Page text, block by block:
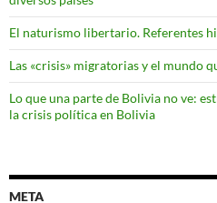
El naturismo libertario. Referentes
Las «crisis» migratorias y el mundo
Lo que una parte de Bolivia no ve:
la crisis política en Bolivia
META